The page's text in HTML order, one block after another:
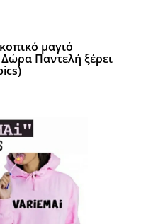
μαγιό
Παντελή ξέρει